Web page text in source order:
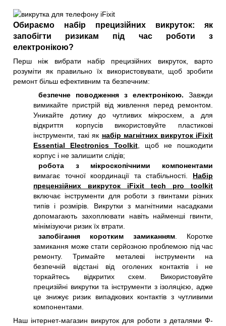
Обираємо набір прецизійних викруток: як
запобігти ризикам під час роботи з
електронікою?
Перш ніж вибрати набір прецизійних викруток, варто
розуміти як правильно їх використовувати, щоб зробити
ремонт більш ефективним та безпечним:
безпечне поводження з електронікою. Завжди
вимикайте пристрій від живлення перед ремонтом.
Уникайте дотику до чутливих мікросхем, а для
відкриття корпусів використовуйте пластикові
інструменти, такі як набір магнітних викруток iFixit
Essential Electronics Toolkit , щоб не пошкодити
корпус і не залишити слідів;
робота з мікроскопічними компонентами
вимагає точної координації та стабільності.
Набір
прецензійних викруток iFixit tech pro toolkit
включає інструменти для роботи з гвинтами різних
типів і розмірів. Викрутки з магнітними насадками
допомагають захоплювати навіть найменші гвинти,
мінімізуючи ризик їх втрати.
запобігання коротким замиканням . Коротке
замикання може стати серйозною проблемою під час
ремонту. Тримайте металеві інструменти на
безпечній відстані від оголених контактів і не
торкайтесь відкритих схем. Використовуйте
прецизійні викрутки та інструменти з ізоляцією, адже
це знижує ризик випадкових контактів з чутливими
компонентами.
Наш інтернет-магазин викруток для роботи з деталями Ф-